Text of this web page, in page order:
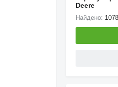
Deere
Найдено: